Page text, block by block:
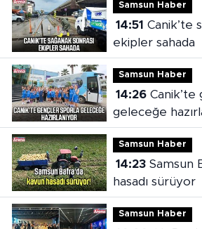
Samsun Haber
14:51
ekipler sahada
Samsun Haber
14:26Canik’te gençler sporla
geleceğe
Samsun Haber
14:23Samsun Bafra'da kavun
hasadı sürüyor
Samsun Haber